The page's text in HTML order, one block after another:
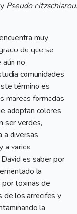
Pseudo
muy
de que se
no
comunidades
término es
mareas formadas
adoptan colores
ser verdes,
a diversas
a varios
es saber por
la
por toxinas de
de los arrecifes y
la